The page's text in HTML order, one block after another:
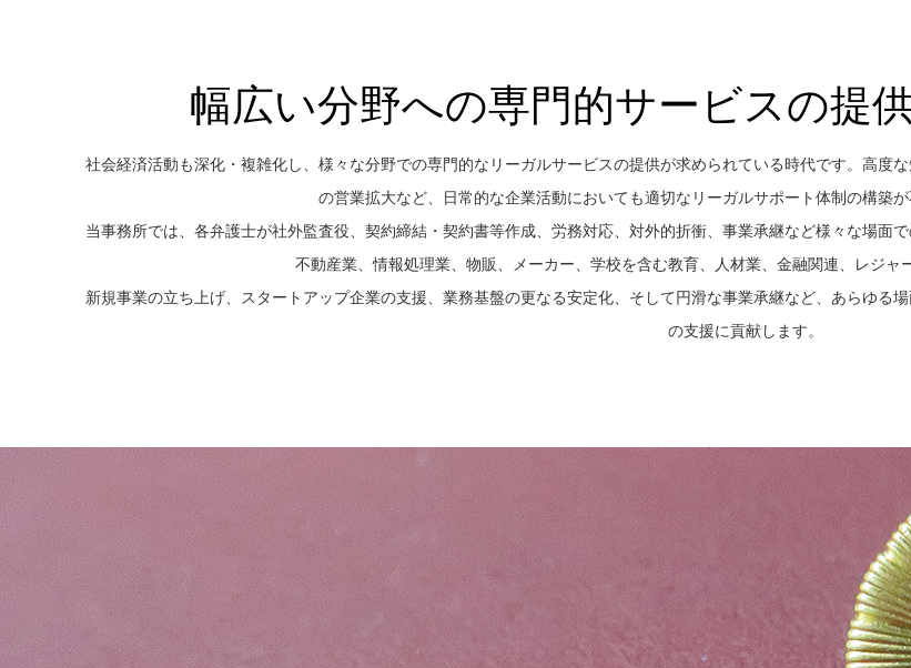
幅広い分野への専門的サービスの提
社会経済活動も深化・複雑化し、様々な分野での専門的なリーガルサービスの提供が求められている時代です。高度
の営業拡大など、日常的な企業活動においても適切なリーガルサポート体制の構築
当事務所では、各弁護士が社外監査役、契約締結・契約書等作成、労務対応、対外的折衝、事業承継など様々な場面
不動産業、情報処理業、物販、メーカー、学校を含む教育、人材業、金融関連、レジャ
新規事業の立ち上げ、スタートアップ企業の支援、業務基盤の更なる安定化、そして円滑な事業承継など、あらゆる
の支援に貢献します。